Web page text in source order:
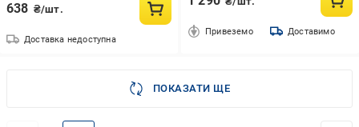
638 ₴/шт.
Доставка недоступна
Привеземо Доставимо
ПОКАЗАТИ ЩЕ